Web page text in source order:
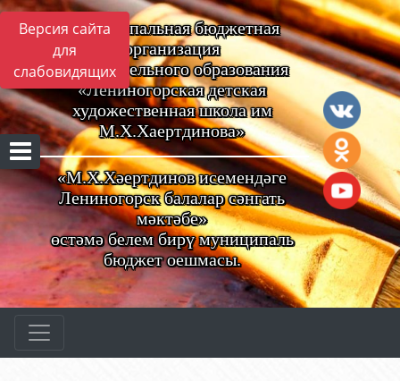
Версия сайта
для
слабовидящих
Муниципальная бюджетная
организация
дополнительного образования
«Лениногорская детская
художественная школа им
М.Х.Хаертдинова»
«М.Х.Хәертдинов исемендәге
Лениногорск балалар сәнгать
мәктәбе»
өстәмә белем бирү муниципаль
бюджет оешмасы.